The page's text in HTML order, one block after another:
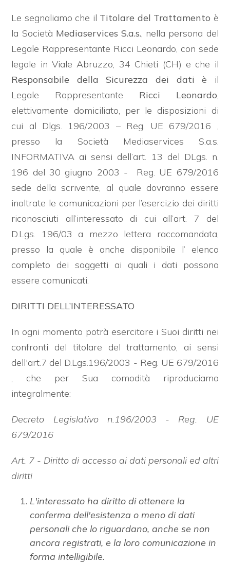
Le segnaliamo che il Titolare del Trattamento è
la Società Mediaservices S.a.s., nella persona del
Legale Rappresentante Ricci Leonardo, con sede
legale in Viale Abruzzo, 34 Chieti (CH) e che il
Responsabile della Sicurezza dei dati è il
Legale Rappresentante Ricci Leonardo,
elettivamente domiciliato, per le disposizioni di
cui al Dlgs. 196/2003 – Reg. UE 679/2016 ,
presso la Società Mediaservices S.a.s.
INFORMATIVA ai sensi dell’art. 13 del DLgs. n.
196 del 30 giugno 2003 - Reg. UE 679/2016
sede della scrivente, al quale dovranno essere
inoltrate le comunicazioni per l’esercizio dei diritti
riconosciuti all’interessato di cui all’art. 7 del
D.Lgs. 196/03 a mezzo lettera raccomandata,
presso la quale è anche disponibile l’ elenco
completo dei soggetti ai quali i dati possono
essere comunicati.
DIRITTI DELL’INTERESSATO
In ogni momento potrà esercitare i Suoi diritti nei
confronti del titolare del trattamento, ai sensi
dell'art.7 del D.Lgs.196/2003 - Reg. UE 679/2016
, che per Sua comodità riproduciamo
integralmente:
Decreto Legislativo n.196/2003 - Reg. UE
679/2016
Art. 7 - Diritto di accesso ai dati personali ed altri
diritti
L'interessato ha diritto di ottenere la
conferma dell'esistenza o meno di dati
personali che lo riguardano, anche se non
ancora registrati, e la loro comunicazione in
forma intelligibile.
Giardino
Posto auto/Box
Balcone/Terrazzo
Ascensore
Arredato
Nuova costruzione
Lusso